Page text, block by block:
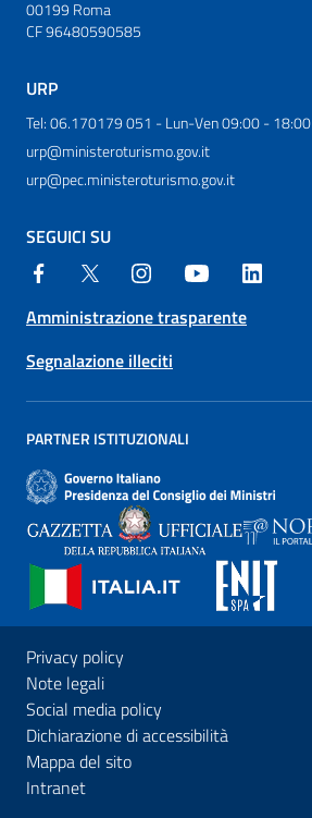
00199 Roma
CF 96480590585
URP
Tel: 06.170179 051 - Lun-Ven 09:00 - 18:00
urp@ministeroturismo.gov.it
urp@pec.ministeroturismo.gov.it
SEGUICI SU
Amministrazione trasparente
Segnalazione illeciti
PARTNER ISTITUZIONALI
Privacy policy
Note legali
Social media policy
Dichiarazione di accessibilità
Mappa del sito
Intranet